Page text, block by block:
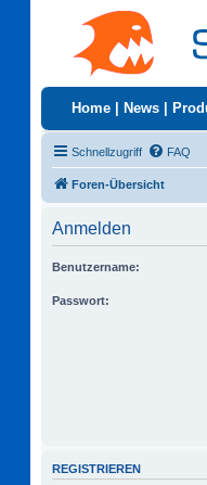
Home News
Schnellzugriff FAQ
Foren-Übersicht
Anmelden
Benutzername:
Passwort:
REGISTRIEREN